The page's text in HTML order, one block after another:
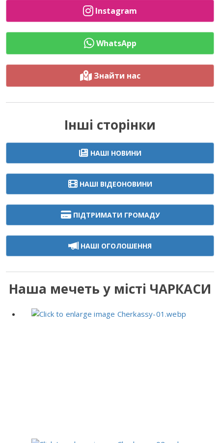
Instagram
WhatsApp
Знайти нас
Інші сторінки
НАШІ НОВИНИ
НАШІ ВІДЕОНОВИНИ
ПІДТРИМАТИ ГРОМАДУ
НАШІ ОГОЛОШЕННЯ
Наша мечеть у місті ЧАРКАСИ